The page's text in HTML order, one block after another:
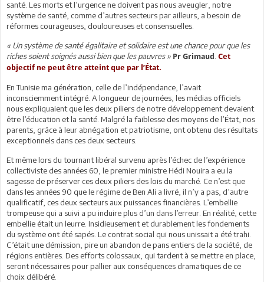
santé. Les morts et l’urgence ne doivent pas nous aveugler, notre
système de santé, comme d’autres secteurs par ailleurs, a besoin de
réformes courageuses, douloureuses et consensuelles.
« Un système de santé égalitaire et solidaire est une chance pour que les
riches soient soignés aussi bien que les pauvres » Pr Grimaud Cet
objectif ne peut être atteint que par l’État.
En Tunisie ma génération, celle de l’indépendance, l’avait
inconsciemment intégré. A longueur de journées, les médias officiels
nous expliquaient que les deux piliers de notre développement devaient
être l’éducation et la santé. Malgré la faiblesse des moyens de l’État, nos
parents, grâce à leur abnégation et patriotisme, ont obtenu des résultats
exceptionnels dans ces deux secteurs.
Et même lors du tournant libéral survenu après l’échec de l’expérience
collectiviste des années 60, le premier ministre Hédi Nouira a eu la
sagesse de préserver ces deux piliers des lois du marché. Ce n’est que
dans les années 90 que le régime de Ben Ali a livré, il n’y a pas, d’autre
qualificatif, ces deux secteurs aux puissances financières. L’embellie
trompeuse qui a suivi a pu induire plus d’un dans l’erreur. En réalité, cette
embellie était un leurre. Insidieusement et durablement les fondements
du système ont été sapés. Le contrat social qui nous unissait a été trahi.
C’était une démission, pire un abandon de pans entiers de la société, de
régions entières. Des efforts colossaux, qui tardent à se mettre en place,
seront nécessaires pour pallier aux conséquences dramatiques de ce
choix délibéré.